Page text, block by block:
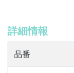
詳細情報
品番